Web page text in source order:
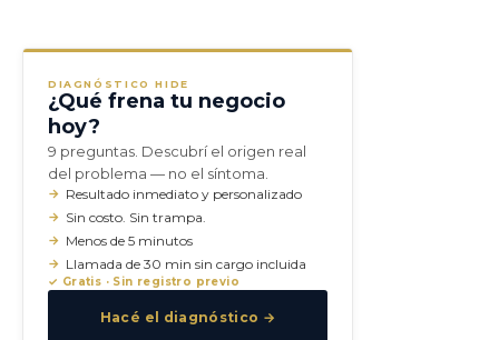
DIAGNÓSTICO HIDE
¿Qué frena tu negocio
hoy?
9 preguntas. Descubrí el origen real
del problema — no el síntoma.
Resultado inmediato y personalizado
Sin costo. Sin trampa.
Menos de 5 minutos
Llamada de 30 min sin cargo incluida
✓ Gratis · Sin registro previo
Hacé el diagnóstico →